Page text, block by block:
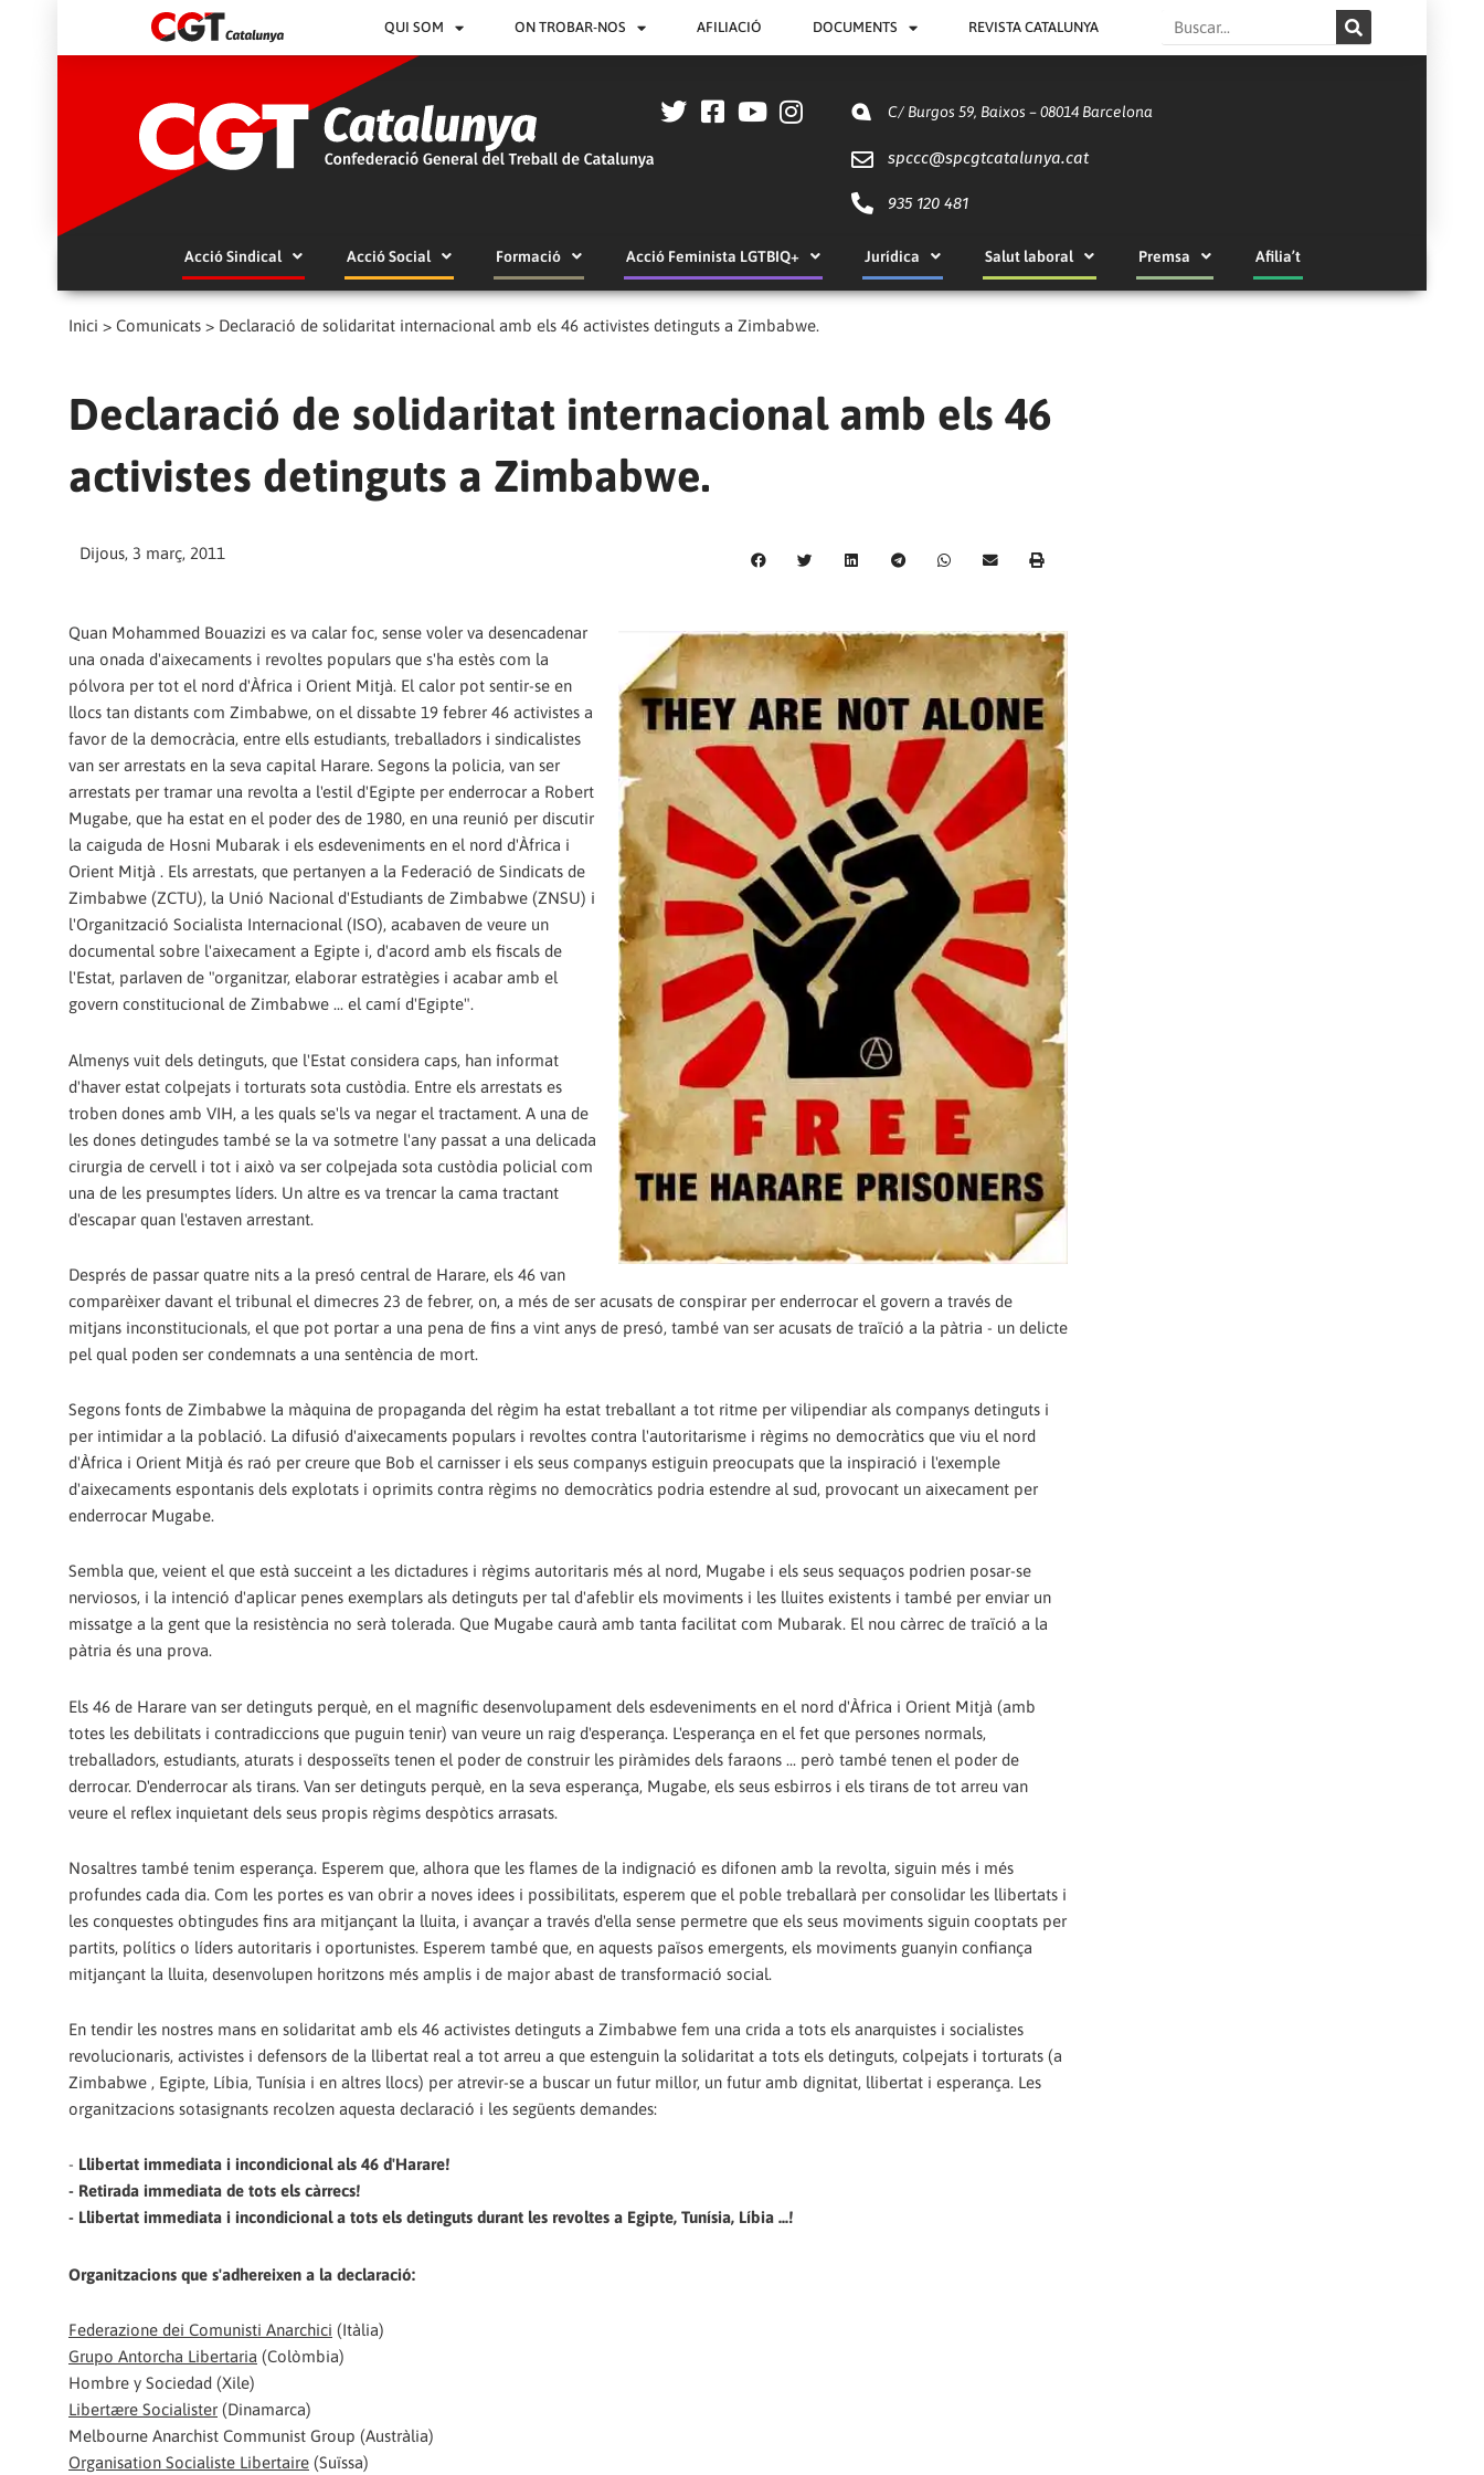
QUI SOM ON TROBAR-NOS AFILIACIÓ DOCUMENTS REVISTA CATALUNYA Search
C/ Burgos 59, Baixos – 08014 Barcelona
spccc@spcgtcatalunya.cat
935 120 481
Acció Sindical Acció Social Formació Acció Feminista LGTBIQ+ Jurídica Salut laboral Premsa Afilia’t
Inici > Comunicats > Declaració de solidaritat internacional amb els 46 activistes detinguts a Zimbabwe.
Declaració de solidaritat internacional amb els 46
activistes detinguts a Zimbabwe.
Dijous, 3 març, 2011
Quan Mohammed Bouazizi es va calar foc, sense voler va desencadenar
una onada d'aixecaments i revoltes populars que s'ha estès com la
pólvora per tot el nord d'Àfrica i Orient Mitjà. El calor pot sentir-se en
llocs tan distants com Zimbabwe, on el dissabte 19 febrer 46 activistes a
favor de la democràcia, entre ells estudiants, treballadors i sindicalistes
van ser arrestats en la seva capital Harare. Segons la policia, van ser
arrestats per tramar una revolta a l'estil d'Egipte per enderrocar a Robert
Mugabe, que ha estat en el poder des de 1980, en una reunió per discutir
la caiguda de Hosni Mubarak i els esdeveniments en el nord d'Àfrica i
Orient Mitjà . Els arrestats, que pertanyen a la Federació de Sindicats de
Zimbabwe (ZCTU), la Unió Nacional d'Estudiants de Zimbabwe (ZNSU) i
l'Organització Socialista Internacional (ISO), acabaven de veure un
documental sobre l'aixecament a Egipte i, d'acord amb els fiscals de
l'Estat, parlaven de "organitzar, elaborar estratègies i acabar amb el
govern constitucional de Zimbabwe ... el camí d'Egipte".
Almenys vuit dels detinguts, que l'Estat considera caps, han informat
d'haver estat colpejats i torturats sota custòdia. Entre els arrestats es
troben dones amb VIH, a les quals se'ls va negar el tractament. A una de
les dones detingudes també se la va sotmetre l'any passat a una delicada
cirurgia de cervell i tot i això va ser colpejada sota custòdia policial com
una de les presumptes líders. Un altre es va trencar la cama tractant
d'escapar quan l'estaven arrestant.
Després de passar quatre nits a la presó central de Harare, els 46 van
comparèixer davant el tribunal el dimecres 23 de febrer, on, a més de ser acusats de conspirar per enderrocar el govern a través de
mitjans inconstitucionals, el que pot portar a una pena de fins a vint anys de presó, també van ser acusats de traïció a la pàtria - un delicte
pel qual poden ser condemnats a una sentència de mort.
Segons fonts de Zimbabwe la màquina de propaganda del règim ha estat treballant a tot ritme per vilipendiar als companys detinguts i
per intimidar a la població. La difusió d'aixecaments populars i revoltes contra l'autoritarisme i règims no democràtics que viu el nord
d'Àfrica i Orient Mitjà és raó per creure que Bob el carnisser i els seus companys estiguin preocupats que la inspiració i l'exemple
d'aixecaments espontanis dels explotats i oprimits contra règims no democràtics podria estendre al sud, provocant un aixecament per
enderrocar Mugabe.
Sembla que, veient el que està succeint a les dictadures i règims autoritaris més al nord, Mugabe i els seus sequaços podrien posar-se
nerviosos, i la intenció d'aplicar penes exemplars als detinguts per tal d'afeblir els moviments i les lluites existents i també per enviar un
missatge a la gent que la resistència no serà tolerada. Que Mugabe caurà amb tanta facilitat com Mubarak. El nou càrrec de traïció a la
pàtria és una prova.
Els 46 de Harare van ser detinguts perquè, en el magnífic desenvolupament dels esdeveniments en el nord d'Àfrica i Orient Mitjà (amb
totes les debilitats i contradiccions que puguin tenir) van veure un raig d'esperança. L'esperança en el fet que persones normals,
treballadors, estudiants, aturats i desposseïts tenen el poder de construir les piràmides dels faraons ... però també tenen el poder de
derrocar. D'enderrocar als tirans. Van ser detinguts perquè, en la seva esperança, Mugabe, els seus esbirros i els tirans de tot arreu van
veure el reflex inquietant dels seus propis règims despòtics arrasats.
Nosaltres també tenim esperança. Esperem que, alhora que les flames de la indignació es difonen amb la revolta, siguin més i més
profundes cada dia. Com les portes es van obrir a noves idees i possibilitats, esperem que el poble treballarà per consolidar les llibertats i
les conquestes obtingudes fins ara mitjançant la lluita, i avançar a través d'ella sense permetre que els seus moviments siguin cooptats per
partits, polítics o líders autoritaris i oportunistes. Esperem també que, en aquests països emergents, els moviments guanyin confiança
mitjançant la lluita, desenvolupen horitzons més amplis i de major abast de transformació social.
En tendir les nostres mans en solidaritat amb els 46 activistes detinguts a Zimbabwe fem una crida a tots els anarquistes i socialistes
revolucionaris, activistes i defensors de la llibertat real a tot arreu a que estenguin la solidaritat a tots els detinguts, colpejats i torturats (a
Zimbabwe , Egipte, Líbia, Tunísia i en altres llocs) per atrevir-se a buscar un futur millor, un futur amb dignitat, llibertat i esperança. Les
organitzacions sotasignants recolzen aquesta declaració i les següents demandes:
- Llibertat immediata i incondicional als 46 d'Harare!
- Retirada immediata de tots els càrrecs!
- Llibertat immediata i incondicional a tots els detinguts durant les revoltes a Egipte, Tunísia, Líbia ...!
Organitzacions que s'adhereixen a la declaració:
Federazione dei Comunisti Anarchici (Itàlia)
Grupo Antorcha Libertaria (Colòmbia)
Hombre y Sociedad (Xile)
Libertære Socialister (Dinamarca)
Melbourne Anarchist Communist Group (Austràlia)
Organisation Socialiste Libertaire (Suïssa)